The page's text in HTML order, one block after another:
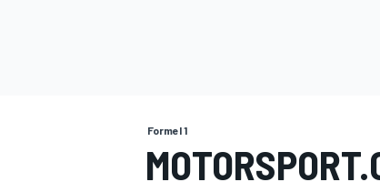
Formel 1